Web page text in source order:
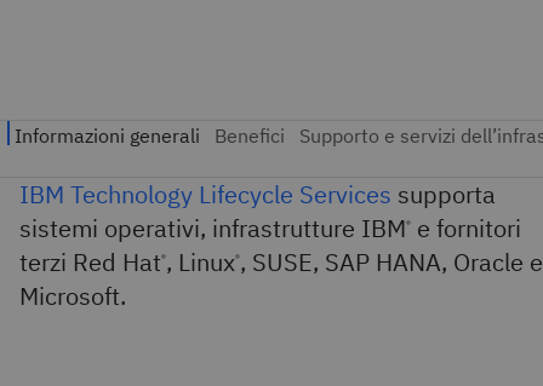
IBM Technology Lifecycle Services supporta
sistemi operativi, infrastrutture IBM® e fornitori
terzi Red Hat®, Linux®, SUSE, SAP HANA, Oracle e
Microsoft.